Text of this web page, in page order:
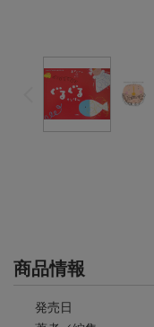
商品情報
発売日